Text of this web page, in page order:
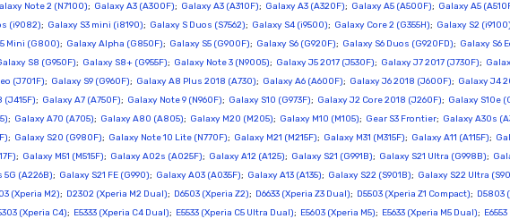
Note 2 (N7100); Galaxy A3 (A300F); Galaxy A3 (A310F); Galaxy A3 (A320F); Galaxy A5 (A500F); Galaxy A5
(i9082); Galaxy S3 mini (i8190); Galaxy S Duos (S7562); Galaxy S4 (i9500); Galaxy Core 2 (G355H); Galaxy S2 (i9100)
Mini (G800); Galaxy Alpha (G850F); Galaxy S5 (G900F); Galaxy S6 (G920F); Galaxy S6 Duos (G920FD); Galaxy S6
S8 (G950F); Galaxy S8+ (G955F); Galaxy Note 3 (N9005); Galaxy J5 2017 (J530F); Galaxy J7 2017 (J730F);
(J701F); Galaxy S9 (G960F); Galaxy A8 Plus 2018 (A730); Galaxy A6 (A600F); Galaxy J6 2018 (J600F); Galaxy J4
(J415F); Galaxy A7 (A750F); Galaxy Note 9 (N960F); Galaxy S10 (G973F); Galaxy J2 Core 2018 (J260F); Galaxy S10e
; Galaxy A70 (A705); Galaxy A80 (A805); Galaxy M20 (M205); Galaxy M10 (M105); Gear S3 Frontier; Galaxy A30s
; Galaxy S20 (G980F); Galaxy Note 10 Lite (N770F); Galaxy M21 (M215F); Galaxy M31 (M315F); Galaxy A11 (A115F);
; Galaxy M51 (M515F); Galaxy A02s (A025F); Galaxy A12 (A125); Galaxy S21 (G991B); Galaxy S21 Ultra (G998B);
5G (A226B); Galaxy S21 FE (G990); Galaxy A03 (A035F); Galaxy A13 (A135); Galaxy S22 (S901B); Galaxy S22 Ultra
(Xperia M2); D2302 (Xperia M2 Dual); D6503 (Xperia Z2); D6633 (Xperia Z3 Dual); D5503 (Xperia Z1 Compact); D5803
(Xperia C4); E5333 (Xperia C4 Dual); E5533 (Xperia C5 Ultra Dual); E5603 (Xperia M5); E5633 (Xperia M5 Dual);